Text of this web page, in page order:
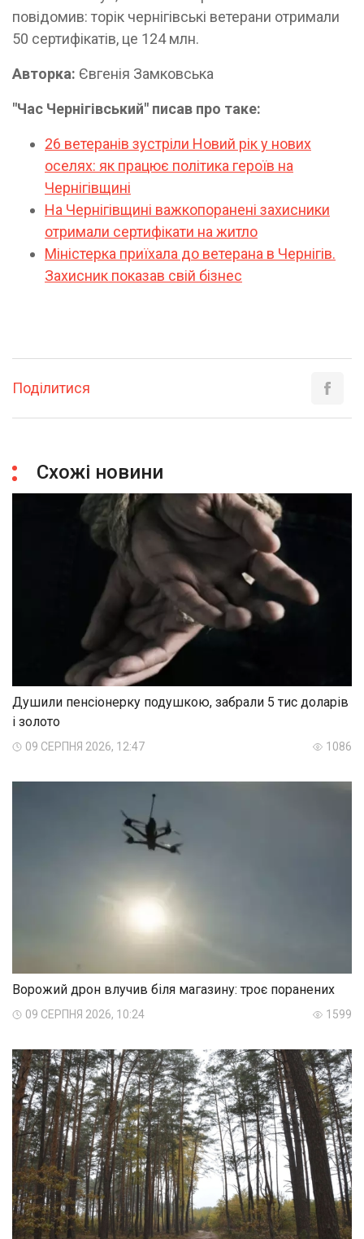
повідомив: торік чернігівські ветерани отримали
50 сертифікатів, це 124 млн.
Авторка: Євгенія Замковська
"Час Чернігівський" писав про таке:
26 ветеранів зустріли Новий рік у нових
оселях: як працює політика героїв на
Чернігівщині
На Чернігівщині важкопоранені захисники
отримали сертифікати на житло
Міністерка приїхала до ветерана в Чернігів.
Захисник показав свій бізнес
Поділитися
Схожі новини
Душили пенсіонерку подушкою, забрали 5 тис доларів
і золото
09 СЕРПНЯ 2026, 12:47 1086
Ворожий дрон влучив біля магазину: троє поранених
09 СЕРПНЯ 2026, 10:24 1599